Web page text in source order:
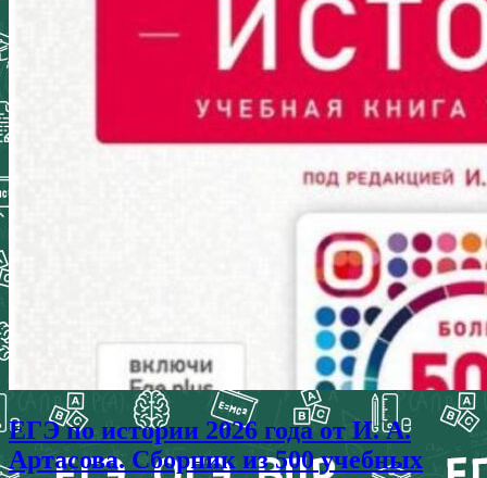
ЕГЭ по истории 2026 года от И. А.
Артасова. Сборник из 500 учебных